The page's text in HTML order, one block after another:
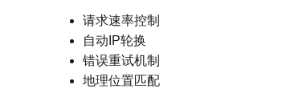
请求速率控制
自动IP轮换
错误重试机制
地理位置匹配